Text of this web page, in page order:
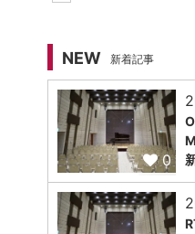
NEW 新着記事
0